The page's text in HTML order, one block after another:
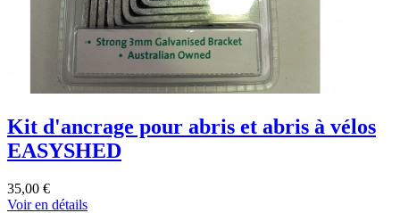
Kit d'ancrage pour abris et abris à vélos
EASYSHED
35,00 €
Voir en détails